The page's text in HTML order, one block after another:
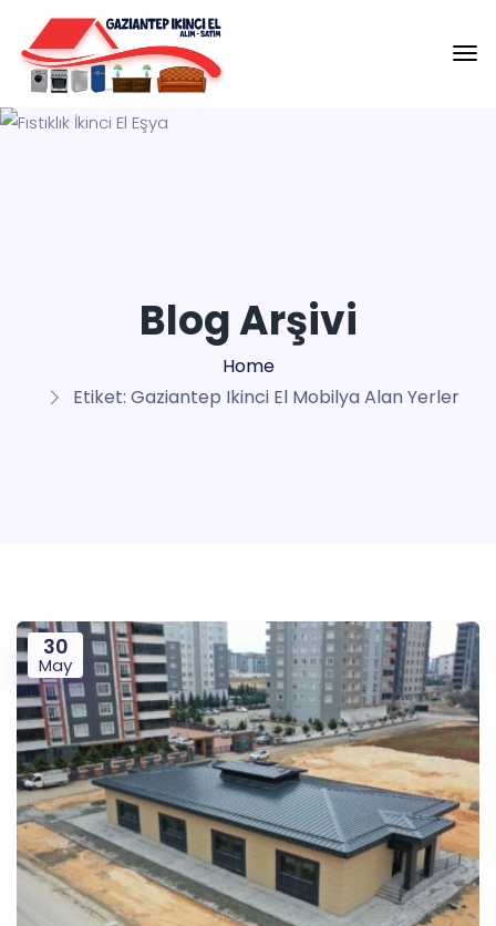
Blog Arşivi
Home
Etiket: Gaziantep Ikinci El Mobilya Alan Yerler
30
May